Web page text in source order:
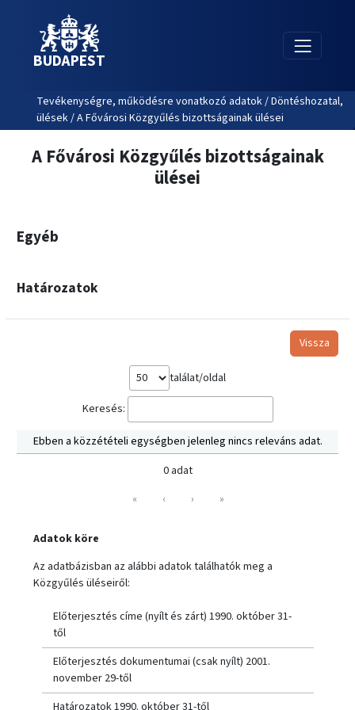
BUDAPEST
Tevékenységre, működésre vonatkozó adatok / Döntéshozatal,
ülések / A Fővárosi Közgyűlés bizottságainak ülései
A Fővárosi Közgyűlés bizottságainak
ülései
Egyéb
Határozatok
Vissza
találat/oldal
Keresés:
Ebben a közzétételi egységben jelenleg nincs releváns adat.
0 adat
«
‹ › »
Adatok köre
Az adatbázisban az alábbi adatok találhatók meg a
Közgyűlés üléseiről:
Előterjesztés címe (nyílt és zárt) 1990. október 31-
től
Előterjesztés dokumentumai (csak nyílt) 2001.
november 29-től
Határozatok 1990. október 31-től